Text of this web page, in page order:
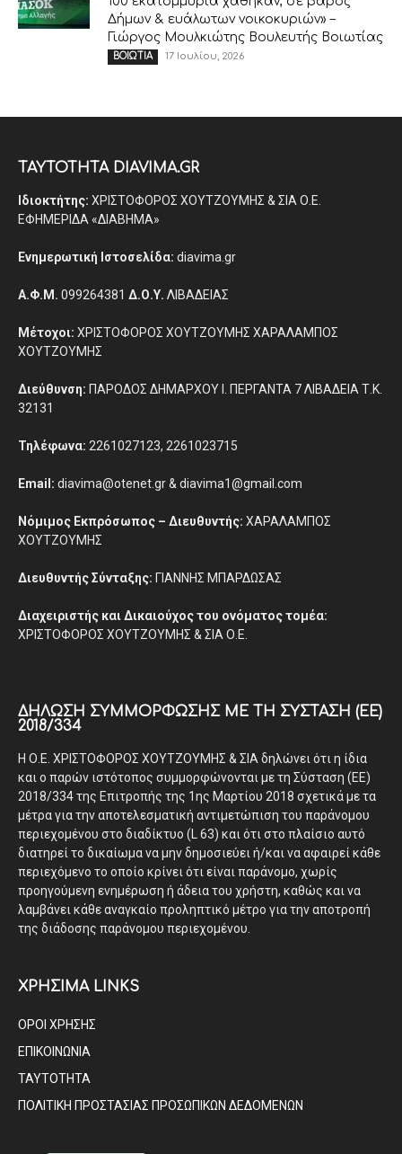
Δήμων & ευάλωτων νοικοκυριών» –
Γιώργος Μουλκιώτης Βουλευτής Βοιωτίας
ΒΟΙΩΤΙΑ 17 Ιουλίου, 2026
ΤΑΥΤΟΤΗΤΑ DIAVIMA.GR
Ιδιοκτήτης: ΧΡΙΣΤΟΦΟΡΟΣ ΧΟΥΤΖΟΥΜΗΣ & ΣΙΑ Ο.Ε.
ΕΦΗΜΕΡΙΔΑ «ΔΙΑΒΗΜΑ»
Ενημερωτική Ιστοσελίδα: diavima.gr
Α.Φ.Μ. 099264381 Δ.Ο.Υ. ΛΙΒΑΔΕΙΑΣ
Μέτοχοι: ΧΡΙΣΤΟΦΟΡΟΣ ΧΟΥΤΖΟΥΜΗΣ ΧΑΡΑΛΑΜΠΟΣ
ΧΟΥΤΖΟΥΜΗΣ
Διεύθυνση: ΠΑΡΟΔΟΣ ΔΗΜΑΡΧΟΥ Ι. ΠΕΡΓΑΝΤΑ 7 ΛΙΒΑΔΕΙΑ Τ.Κ.
32131
Τηλέφωνα: 2261027123, 2261023715
Email: diavima@otenet.gr & diavima1@gmail.com
Νόμιμος Εκπρόσωπος – Διευθυντής: ΧΑΡΑΛΑΜΠΟΣ
ΧΟΥΤΖΟΥΜΗΣ
Διευθυντής Σύνταξης: ΓΙΑΝΝΗΣ ΜΠΑΡΔΩΣΑΣ
Διαχειριστής και Δικαιούχος του ονόματος τομέα:
ΧΡΙΣΤΟΦΟΡΟΣ ΧΟΥΤΖΟΥΜΗΣ & ΣΙΑ Ο.Ε.
ΔΉΛΩΣΗ ΣΥΜΜΌΡΦΩΣΗΣ ΜΕ ΤΗ ΣΎΣΤΑΣΗ (ΕΕ)
2018/334
Η Ο.Ε. ΧΡΙΣΤΟΦΟΡΟΣ ΧΟΥΤΖΟΥΜΗΣ & ΣΙΑ δηλώνει ότι η ίδια
και ο παρών ιστότοπος συμμορφώνονται με τη Σύσταση (ΕΕ)
2018/334 της Επιτροπής της 1ης Μαρτίου 2018 σχετικά με τα
μέτρα για την αποτελεσματική αντιμετώπιση του παράνομου
περιεχομένου στο διαδίκτυο (L 63) και ότι στο πλαίσιο αυτό
διατηρεί το δικαίωμα να μην δημοσιεύει ή/και να αφαιρεί κάθε
περιεχόμενο το οποίο κρίνει ότι είναι παράνομο, χωρίς
προηγούμενη ενημέρωση ή άδεια του χρήστη, καθώς και να
λαμβάνει κάθε αναγκαίο προληπτικό μέτρο για την αποτροπή
της διάδοσης παράνομου περιεχομένου.
ΧΡΗΣΙΜΑ LINKS
ΟΡΟΙ ΧΡΗΣΗΣ
ΕΠΙΚΟΙΝΩΝΙΑ
ΤΑΥΤΟΤΗΤΑ
ΠΟΛΙΤΙΚΗ ΠΡΟΣΤΑΣΙΑΣ ΠΡΟΣΩΠΙΚΩΝ ΔΕΔΟΜΕΝΩΝ